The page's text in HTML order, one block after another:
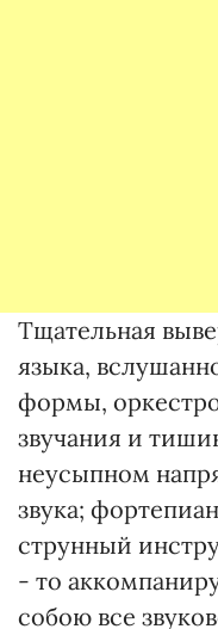
Тщательная
языка,
формы,
звучания и
неусыпном
звука;
струнный
- то
собою все